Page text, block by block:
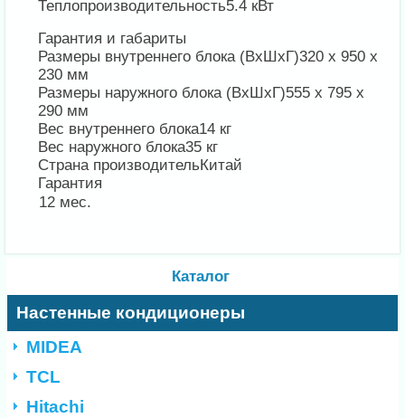
Теплопроизводительность5.4 кВт
Гарантия и габариты
Размеры внутреннего блока (ВхШхГ)320 х 950 х
230 мм
Размеры наружного блока (ВхШхГ)555 х 795 х
290 мм
Вес внутреннего блока14 кг
Вес наружного блока35 кг
Страна производительКитай
Гарантия
12 мес.
Каталог
Настенные кондиционеры
MIDEA
TCL
Hitachi